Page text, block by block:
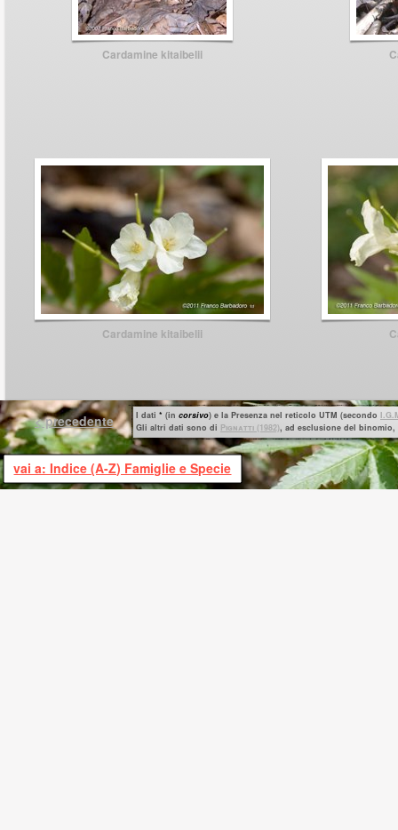
Cardamine kitaibelii
Cardamine kitaibelii
< precedente I dati * (in corsivo) e la Presenza nel reticolo UTM (secondo
Gli altri dati sono di Pignatti (1982), ad esclusione del
vai a: Indice (A-Z) Famiglie e Specie